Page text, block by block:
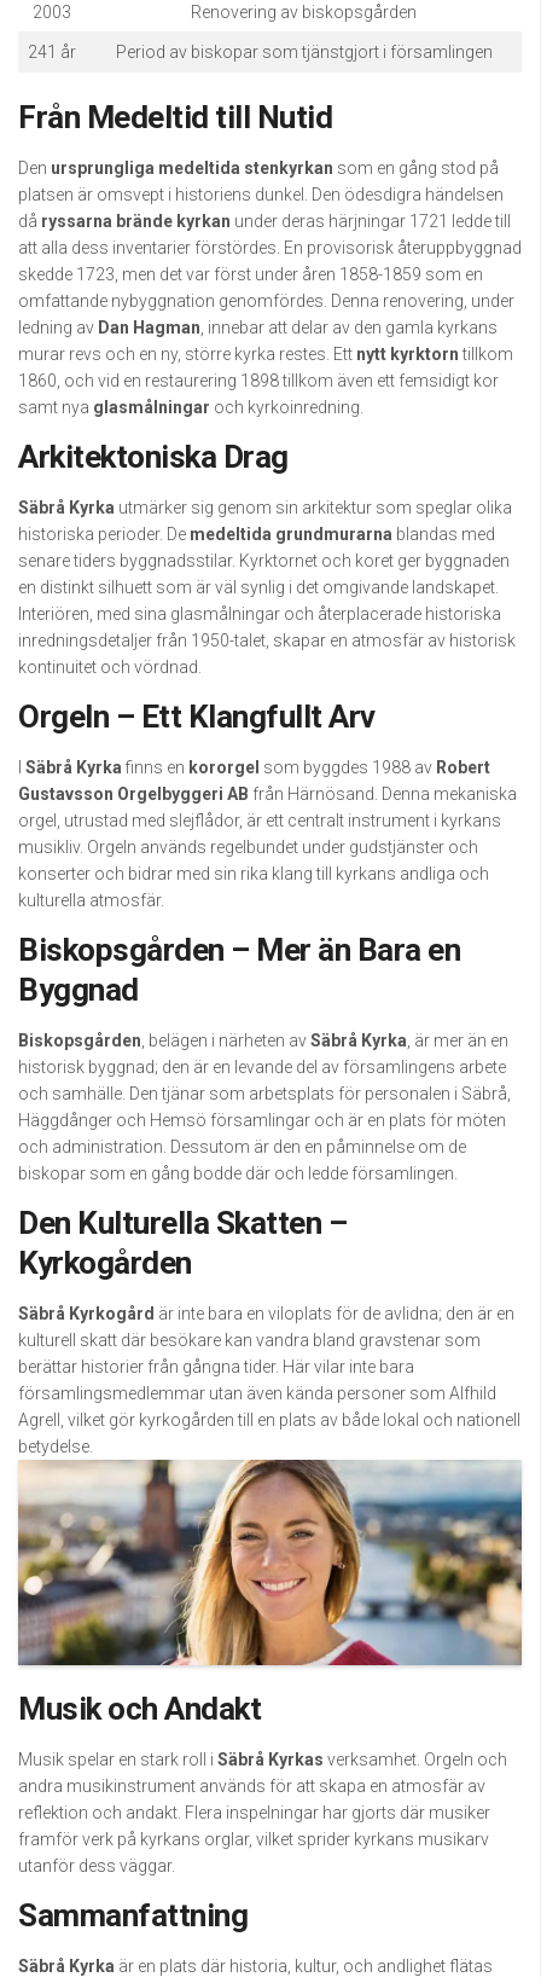
2003 Renovering av biskopsgården
241 år Period av biskopar som tjänstgjort i församlingen
Från Medeltid till Nutid
Den ursprungliga medeltida stenkyrkan som en gång stod på
platsen är omsvept i historiens dunkel. Den ödesdigra händelsen
då ryssarna brände kyrkan under deras härjningar 1721 ledde till
att alla dess inventarier förstördes. En provisorisk återuppbyggnad
skedde 1723, men det var först under åren 1858-1859 som en
omfattande nybyggnation genomfördes. Denna renovering, under
ledning av Dan Hagman, innebar att delar av den gamla kyrkans
murar revs och en ny, större kyrka restes. Ett nytt kyrktorntillkom
1860, och vid en restaurering 1898 tillkom även ett femsidigt kor
samt nya glasmålningar och kyrkoinredning.
Arkitektoniska Drag
Säbrå Kyrka utmärker sig genom sin arkitektur som speglar olika
historiska perioder. De medeltida grundmurarna blandas med
senare tiders byggnadsstilar. Kyrktornet och koret ger byggnaden
en distinkt silhuett som är väl synlig i det omgivande landskapet.
Interiören, med sina glasmålningar och återplacerade historiska
inredningsdetaljer från 1950-talet, skapar en atmosfär av historisk
kontinuitet och vördnad.
Orgeln – Ett Klangfullt Arv
Säbrå Kyrka finns en kororgel som byggdes 1988 av Robert
Gustavsson Orgelbyggeri AB från Härnösand. Denna mekaniska
orgel, utrustad med slejflådor, är ett centralt instrument i kyrkans
musikliv. Orgeln används regelbundet under gudstjänster och
konserter och bidrar med sin rika klang till kyrkans andliga och
kulturella atmosfär.
Biskopsgården – Mer än Bara en
Byggnad
Biskopsgården, belägen i närheten avSäbrå Kyrka, är mer än en
historisk byggnad; den är en levande del av församlingens arbete
och samhälle. Den tjänar som arbetsplats för personalen i Säbrå,
Häggdånger och Hemsö församlingar och är en plats för möten
och administration. Dessutom är den en påminnelse om de
biskopar som en gång bodde där och ledde församlingen.
Den Kulturella Skatten –
Kyrkogården
Säbrå Kyrkogård är inte bara en viloplats för de avlidna; den är en
kulturell skatt där besökare kan vandra bland gravstenar som
berättar historier från gångna tider. Här vilar inte bara
församlingsmedlemmar utan även kända personer som Alfhild
Agrell, vilket gör kyrkogården till en plats av både lokal och nationell
betydelse.
Musik och Andakt
Musik spelar en stark roll i Säbrå Kyrkas verksamhet. Orgeln och
andra musikinstrument används för att skapa en atmosfär av
reflektion och andakt. Flera inspelningar har gjorts där musiker
framför verk på kyrkans orglar, vilket sprider kyrkans musikarv
utanför dess väggar.
Sammanfattning
Säbrå Kyrka är en plats där historia, kultur, och andlighet flätas